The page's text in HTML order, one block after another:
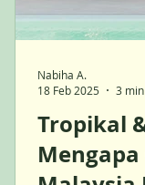
Tropikal
Mengapa
Nabiha A.
18 Feb 2025
3